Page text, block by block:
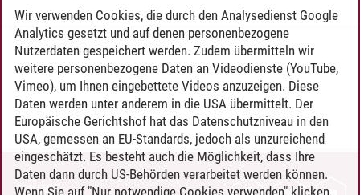
Timo Leder/30.06.2024
KONTAKT
Wir verwenden Cookies, die durch den Analysedienst Google
Analytics gesetzt und auf denen personenbezogene
Nutzerdaten gespeichert werden. Zudem übermitteln wir
weitere personenbezogene Daten an Videodienste (YouTube,
Vimeo), um Ihnen eingebettete Videos anzuzeigen. Diese
Daten werden unter anderem in die USA übermittelt. Der
Europäische Gerichtshof hat das Datenschutzniveau in den
USA, gemessen an EU-Standards, jedoch als unzureichend
eingeschätzt. Es besteht auch die Möglichkeit, dass Ihre
Daten dann durch US-Behörden verarbeitet werden können.
Wenn Sie auf "Nur notwendige Cookies verwenden" klicken,